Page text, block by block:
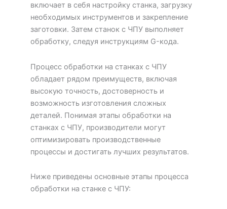
включает в себя настройку станка, загрузку
необходимых инструментов и закрепление
заготовки. Затем станок с ЧПУ выполняет
обработку, следуя инструкциям G-кода.
Процесс обработки на станках с ЧПУ
обладает рядом преимуществ, включая
высокую точность, достоверность и
возможность изготовления сложных
деталей. Понимая этапы обработки на
станках с ЧПУ, производители могут
оптимизировать производственные
процессы и достигать лучших результатов.
Ниже приведены основные этапы процесса
обработки на станке с ЧПУ: